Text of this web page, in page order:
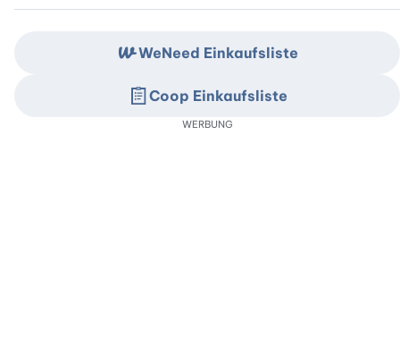
WeNeed Einkaufsliste
Coop Einkaufsliste
WERBUNG